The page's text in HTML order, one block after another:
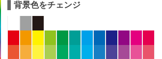
背景色をチェンジ